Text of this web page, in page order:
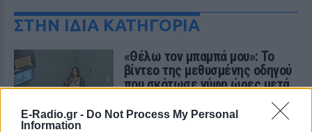
E-Radio.gr - Do Not Process My Personal
Information
ΣΤΗΝ ΙΔΙΑ ΚΑΤΗΓΟΡΙΑ
«Θέλω τον μπαμπά μου»: Το
βίντεο της μεθυσμένης οδηγού
που σκότωσε νύφη ώρες μετά
ΧΤΕΣ